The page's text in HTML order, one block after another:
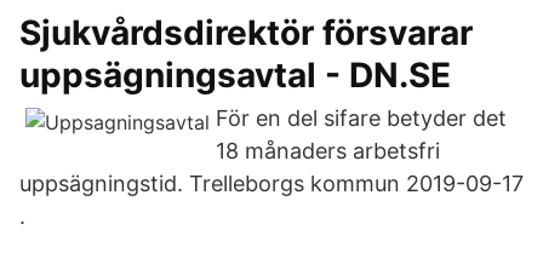
Sjukvårdsdirektör försvarar
uppsägningsavtal - DN.SE
För en del sifare betyder det
18 månaders arbetsfri
uppsägningstid. Trelleborgs kommun 2019-09-17
.